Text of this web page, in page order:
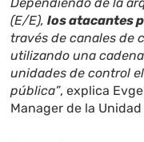
(E/E),los atacantes
través de canales de
utilizando una
unidades de control
pública”, explica
Manager de la